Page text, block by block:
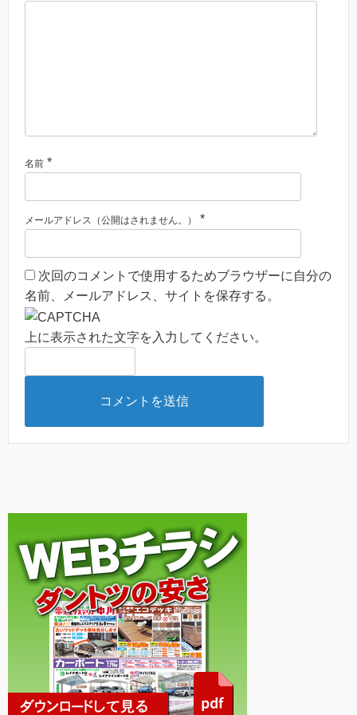
名前 *
メールアドレス（公開はされません。） *
次回のコメントで使用するためブラウザーに自分の
名前、メールアドレス、サイトを保存する。
上に表示された文字を入力してください。